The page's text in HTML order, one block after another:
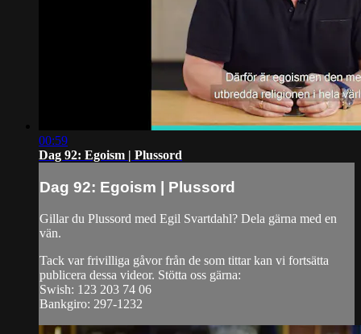
00:59
Dag 92: Egoism | Plussord
Dag 92: Egoism | Plussord
Gillar du Plussord med Egil Svartdahl? Dela gärna med en
vän.
Tack var frivilliga gåvor från de som tittar kan vi fortsätta
publicera dessa videor. Stötta oss gärna:
Swish: 123 203 74 06
Bankgiro: 297-1232